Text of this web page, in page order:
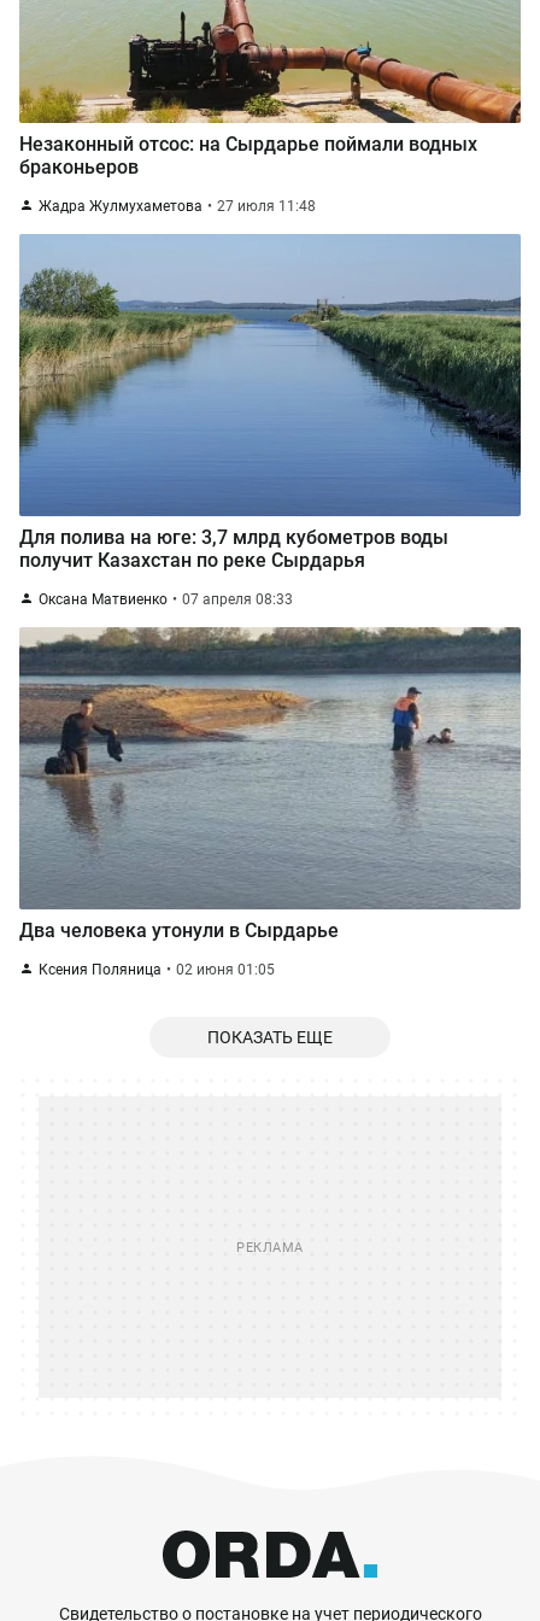
Незаконный отсос: на Сырдарье поймали водных
браконьеров
Жадра Жулмухаметова 27 июля 11:48
Для полива на юге: 3,7 млрд кубометров воды
получит Казахстан по реке Сырдарья
Оксана Матвиенко 07 апреля 08:33
Два человека утонули в Сырдарье
Ксения Поляница 02 июня 01:05
ПОКАЗАТЬ ЕЩЕ
Свидетельство о постановке на учет периодического